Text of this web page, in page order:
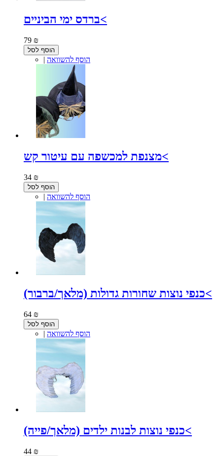
ברדס ימי הביניים<
79 ₪
הוסף לסל
| הוסף להשוואה
מצנפת למכשפה עם עיטור קש<
34 ₪
הוסף לסל
| הוסף להשוואה
כנפי נוצות שחורות גדולות (מלאך/ברבור)<
64 ₪
הוסף לסל
| הוסף להשוואה
כנפי נוצות לבנות ילדים (מלאך/פייה)<
44 ₪